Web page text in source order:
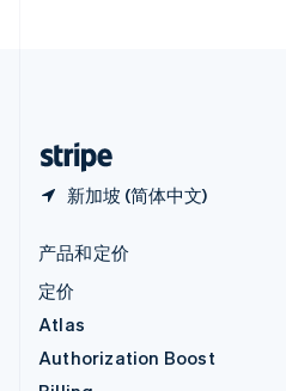
新加坡 (简体中文)
产品和定价
定价
Atlas
Authorization Boost